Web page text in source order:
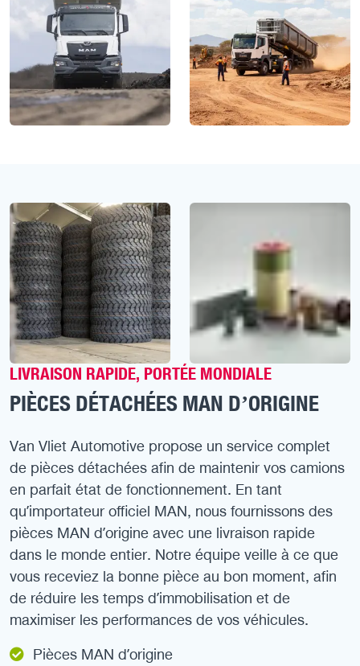
LIVRAISON RAPIDE, PORTÉE MONDIALE
PIÈCES DÉTACHÉES MAN D’ORIGINE
Van Vliet Automotive propose un service complet
de pièces détachées afin de maintenir vos camions
en parfait état de fonctionnement. En tant
qu’importateur officiel MAN, nous fournissons des
pièces MAN d’origine avec une livraison rapide
dans le monde entier. Notre équipe veille à ce que
vous receviez la bonne pièce au bon moment, afin
de réduire les temps d’immobilisation et de
maximiser les performances de vos véhicules.
Pièces MAN d’origine